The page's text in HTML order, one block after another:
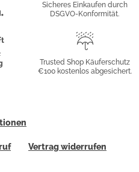
Sicheres Einkaufen durch
DSGVO-Konformität.
Trusted Shop Käuferschutz
€100 kostenlos abgesichert.
Vertrag widerrufen